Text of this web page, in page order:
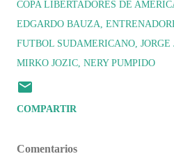
COPA LIBERTADORES DE
EDGARDO BAUZA
FUTBOL SUDAMERICANO JORGE
MIRKO JOZIC NERY PUMPIDO
COMPARTIR
Comentarios